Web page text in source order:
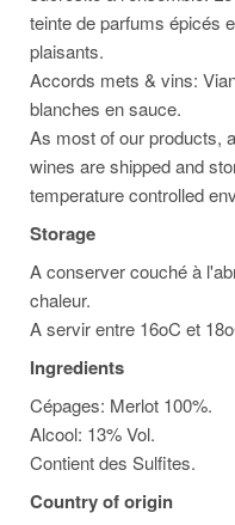
teinte de parfums épicés
plaisants.
Accords mets & vins:
blanches en sauce.
As most of our products,
wines are shipped and
temperature controlled
Storage
A conserver couché à
chaleur.
A servir entre 16oC et
Ingredients
Cépages: Merlot 100%.
Alcool: 13% Vol.
Contient des Sulfites.
Country of origin